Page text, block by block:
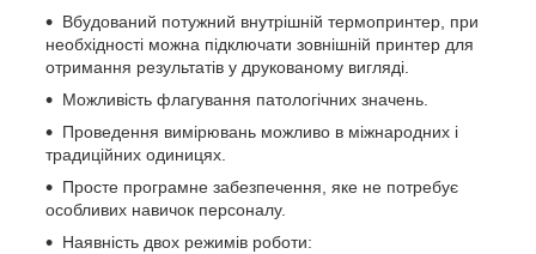
Вбудований потужний внутрішній термопринтер, при
необхідності можна підключати зовнішній принтер для
отримання результатів у друкованому вигляді.
Можливість флагування патологічних значень.
Проведення вимірювань можливо в міжнародних і
традиційних одиницях.
Просте програмне забезпечення, яке не потребує
особливих навичок персоналу.
Наявність двох режимів роботи: